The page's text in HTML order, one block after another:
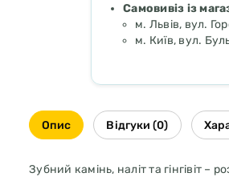
Самовивіз із
м. Львів, вул.
м. Київ, вул.
Опис Відгуки (0)
Зубний камінь, наліт та гінгівіт